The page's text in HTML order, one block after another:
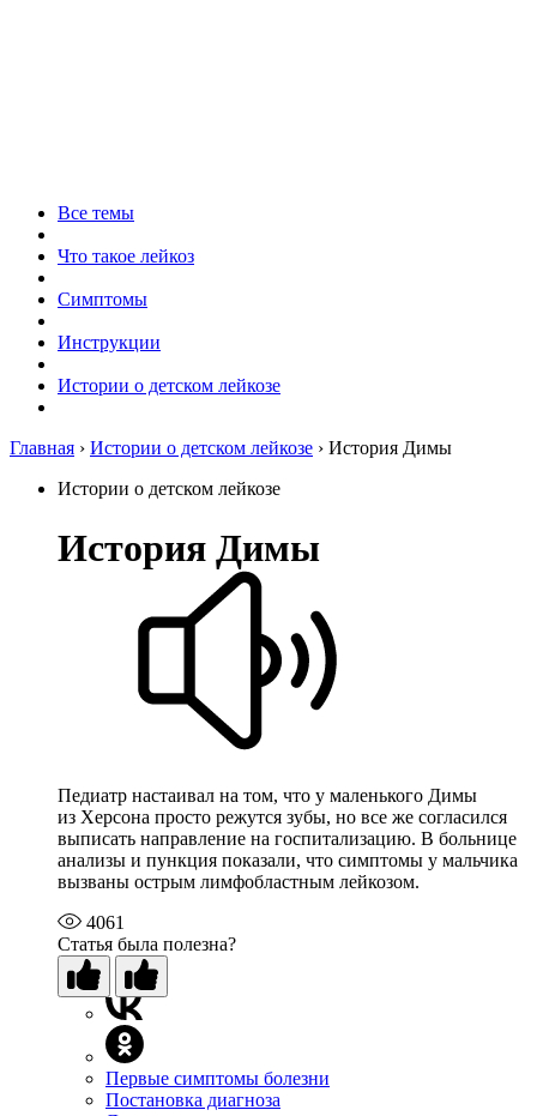
Все темы
Что такое лейкоз
Симптомы
Инструкции
Истории о детском лейкозе
Главная › Истории о детском лейкозе › История Димы
Истории о детском лейкозе
История Димы
Педиатр настаивал на том, что у маленького Димы
из Херсона просто режутся зубы, но все же согласился
выписать направление на госпитализацию. В больнице
анализы и пункция показали, что симптомы у мальчика
вызваны острым лимфобластным лейкозом.
4061
Статья была полезна?
Первые симптомы болезни
Постановка диагноза